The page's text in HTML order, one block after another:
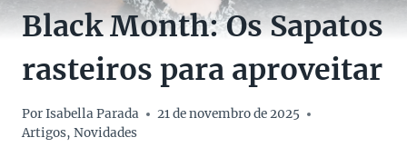
Black Month: Os Sapatos
rasteiros para aproveitar
PorIsabella Parada
21 de novembro de 2025
Artigos, Novidades